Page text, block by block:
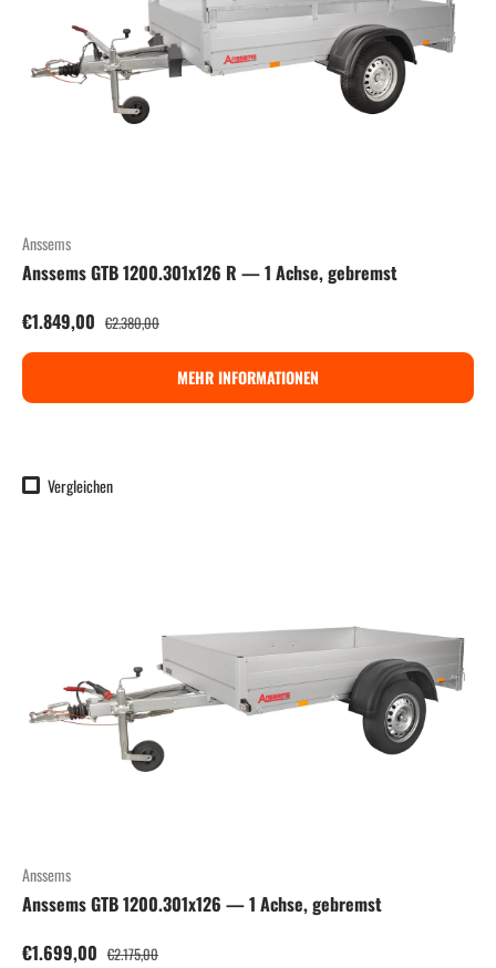
Anssems
Anssems GTB 1200.301x126 R — 1 Achse, gebremst
Verkaufspreis
€1.849,00 Normaler Preis
€2.380,00
MEHR INFORMATIONEN
Vergleichen
Anssems
Anssems GTB 1200.301x126 — 1 Achse, gebremst
Verkaufspreis
€1.699,00 Normaler Preis
€2.175,00